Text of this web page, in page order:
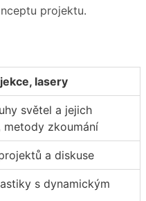
projektu.
lasery
světel a jejich
metody zkoumání
a diskuse
s dynamickým